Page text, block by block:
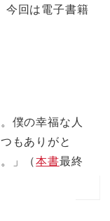
今回は電子書籍
僕の幸福な人
もありがと
」（本書最終